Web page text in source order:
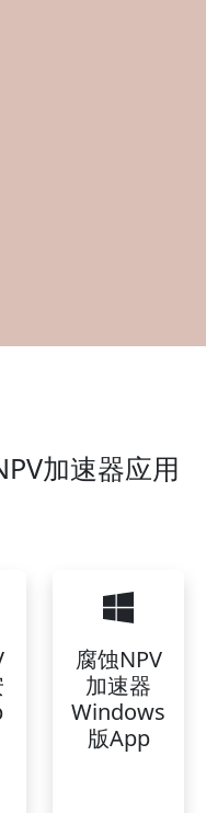
加速器应用
腐蚀NPV
加速器
Windows
版App